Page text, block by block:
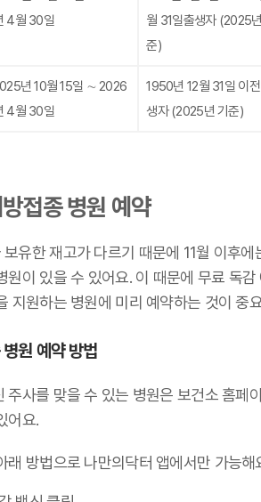
4월 30일
월 31일출생자 (2025년
준)
년 10월 15일 ∼ 2026
4월 30일
1950년 12월 31일 이
생자 (2025년 기준)
접종 병원 예약
유한 재고가 다르기 때문에 11월 이후에
원이 있을 수 있어요. 이 때문에 무료 독감
지원하는 병원에 미리 예약하는 것이 중
원 예약 방법
주사를 맞을 수 있는 병원은 보건소 홈페
어요.
래 방법으로 나만의닥터 앱에서만 가능해